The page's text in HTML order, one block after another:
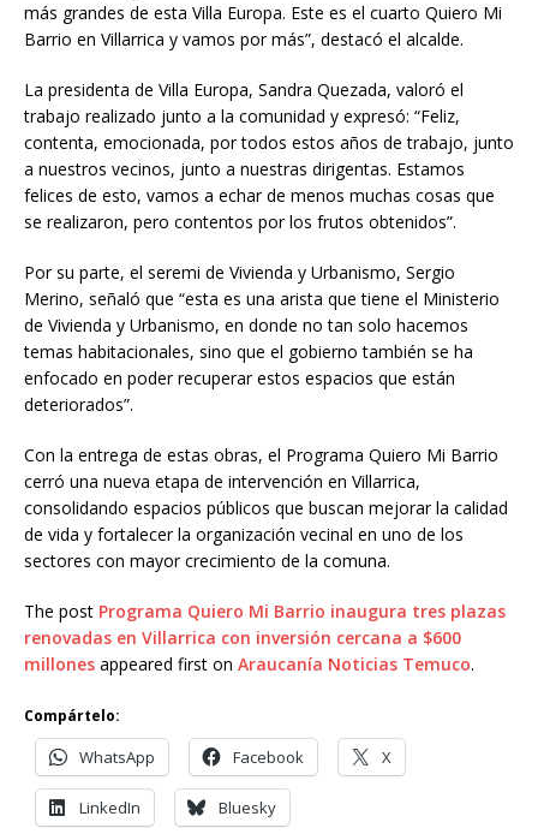
más grandes de esta Villa Europa. Este es el cuarto Quiero Mi
Barrio en Villarrica y vamos por más”, destacó el alcalde.
La presidenta de Villa Europa, Sandra Quezada, valoró el
trabajo realizado junto a la comunidad y expresó: “Feliz,
contenta, emocionada, por todos estos años de trabajo, junto
a nuestros vecinos, junto a nuestras dirigentas. Estamos
felices de esto, vamos a echar de menos muchas cosas que
se realizaron, pero contentos por los frutos obtenidos”.
Por su parte, el seremi de Vivienda y Urbanismo, Sergio
Merino, señaló que “esta es una arista que tiene el Ministerio
de Vivienda y Urbanismo, en donde no tan solo hacemos
temas habitacionales, sino que el gobierno también se ha
enfocado en poder recuperar estos espacios que están
deteriorados”.
Con la entrega de estas obras, el Programa Quiero Mi Barrio
cerró una nueva etapa de intervención en Villarrica,
consolidando espacios públicos que buscan mejorar la calidad
de vida y fortalecer la organización vecinal en uno de los
sectores con mayor crecimiento de la comuna.
The post Programa Quiero Mi Barrio inaugura tres plazas
renovadas en Villarrica con inversión cercana a $600
millones appeared first on Araucanía Noticias Temuco.
Compártelo:
WhatsApp Facebook X
LinkedIn Bluesky